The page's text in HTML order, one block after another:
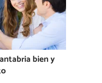
bien y